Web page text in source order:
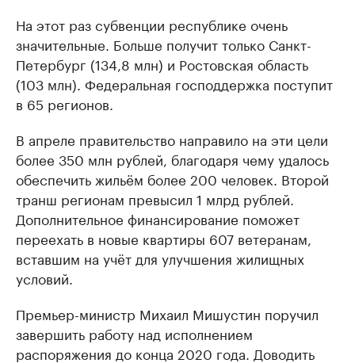
На этот раз субвенции республике очень
значительные. Больше получит только Санкт-
Петербург (134,8 млн) и Ростовская область
(103 млн). Федеральная господдержка поступит
в 65 регионов.
В апреле правительство направило на эти цели
более 350 млн рублей, благодаря чему удалось
обеспечить жильём более 200 человек. Второй
транш регионам превысил 1 млрд рублей.
Дополнительное финансирование поможет
переехать в новые квартиры 607 ветеранам,
вставшим на учёт для улучшения жилищных
условий.
Премьер-министр Михаил Мишустин поручил
завершить работу над исполнением
распоряжения до конца 2020 года. Доводить